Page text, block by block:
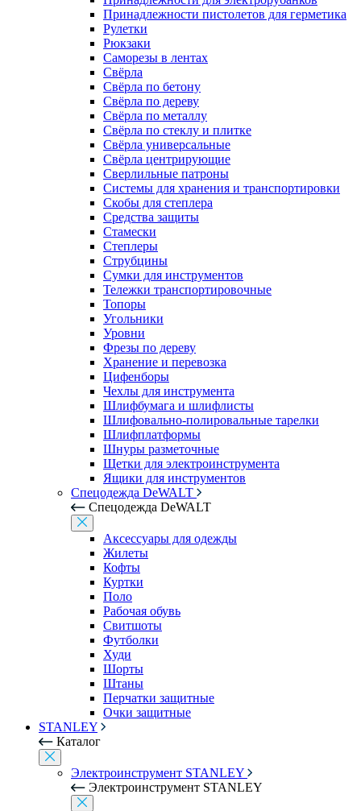
Принадлежности пистолетов для герметика
Рулетки
Рюкзаки
Саморезы в лентах
Свёрла
Свёрла по бетону
Свёрла по дереву
Свёрла по металлу
Свёрла по стеклу и плитке
Свёрла универсальные
Свёрла центрирующие
Сверлильные патроны
Системы для хранения и транспортировки
Скобы для степлера
Средства защиты
Стамески
Степлеры
Струбцины
Сумки для инструментов
Тележки транспортировочные
Топоры
Угольники
Уровни
Фрезы по дереву
Хранение и перевозка
Цифенборы
Чехлы для инструмента
Шлифбумага и шлифлисты
Шлифовально-полировальные тарелки
Шлифплатформы
Шнуры разметочные
Щетки для электроинструмента
Ящики для инструментов
Спецодежда DeWALT
Спецодежда DeWALT
Аксессуары для одежды
Жилеты
Кофты
Куртки
Поло
Рабочая обувь
Свитшоты
Футболки
Худи
Шорты
Штаны
Перчатки защитные
Очки защитные
STANLEY
Каталог
Электроинструмент STANLEY
Электроинструмент STANLEY